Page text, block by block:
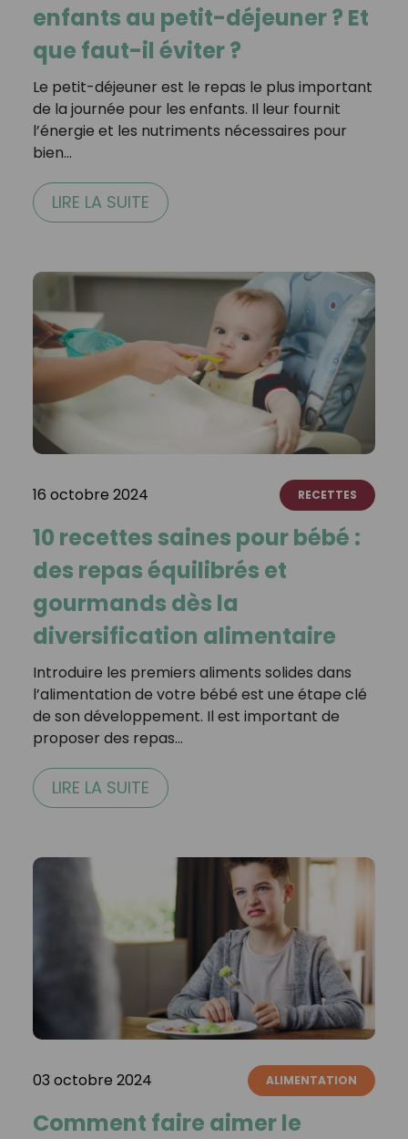
enfants au petit-déjeuner ? Et
que faut-il éviter ?
Le petit-déjeuner est le repas le plus important
de la journée pour les enfants. Il leur fournit
l’énergie et les nutriments nécessaires pour
bien…
LIRE LA SUITE
16 octobre 2024 RECETTES
10 recettes saines pour bébé :
des repas équilibrés et
gourmands dès la
diversification alimentaire
Introduire les premiers aliments solides dans
l’alimentation de votre bébé est une étape clé
de son développement. Il est important de
proposer des repas…
LIRE LA SUITE
03 octobre 2024 ALIMENTATION
Comment faire aimer le